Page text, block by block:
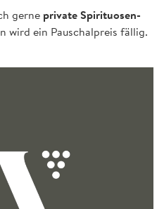
gerne private Spirituosen-
wird ein Pauschalpreis fällig.